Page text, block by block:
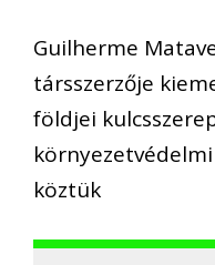
Guilherme
társszerzője
földjei
köztük